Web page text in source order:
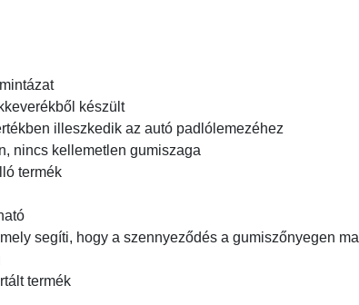
készült
illeszkedik az autó padlólemezéhez
nincs kellemetlen gumiszaga
termék
segíti, hogy a szennyeződés a gumiszőnyegen
termék